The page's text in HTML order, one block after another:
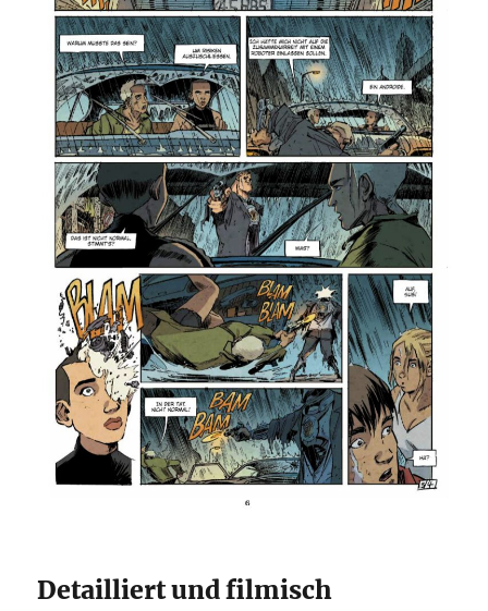
Detailliert und filmisch